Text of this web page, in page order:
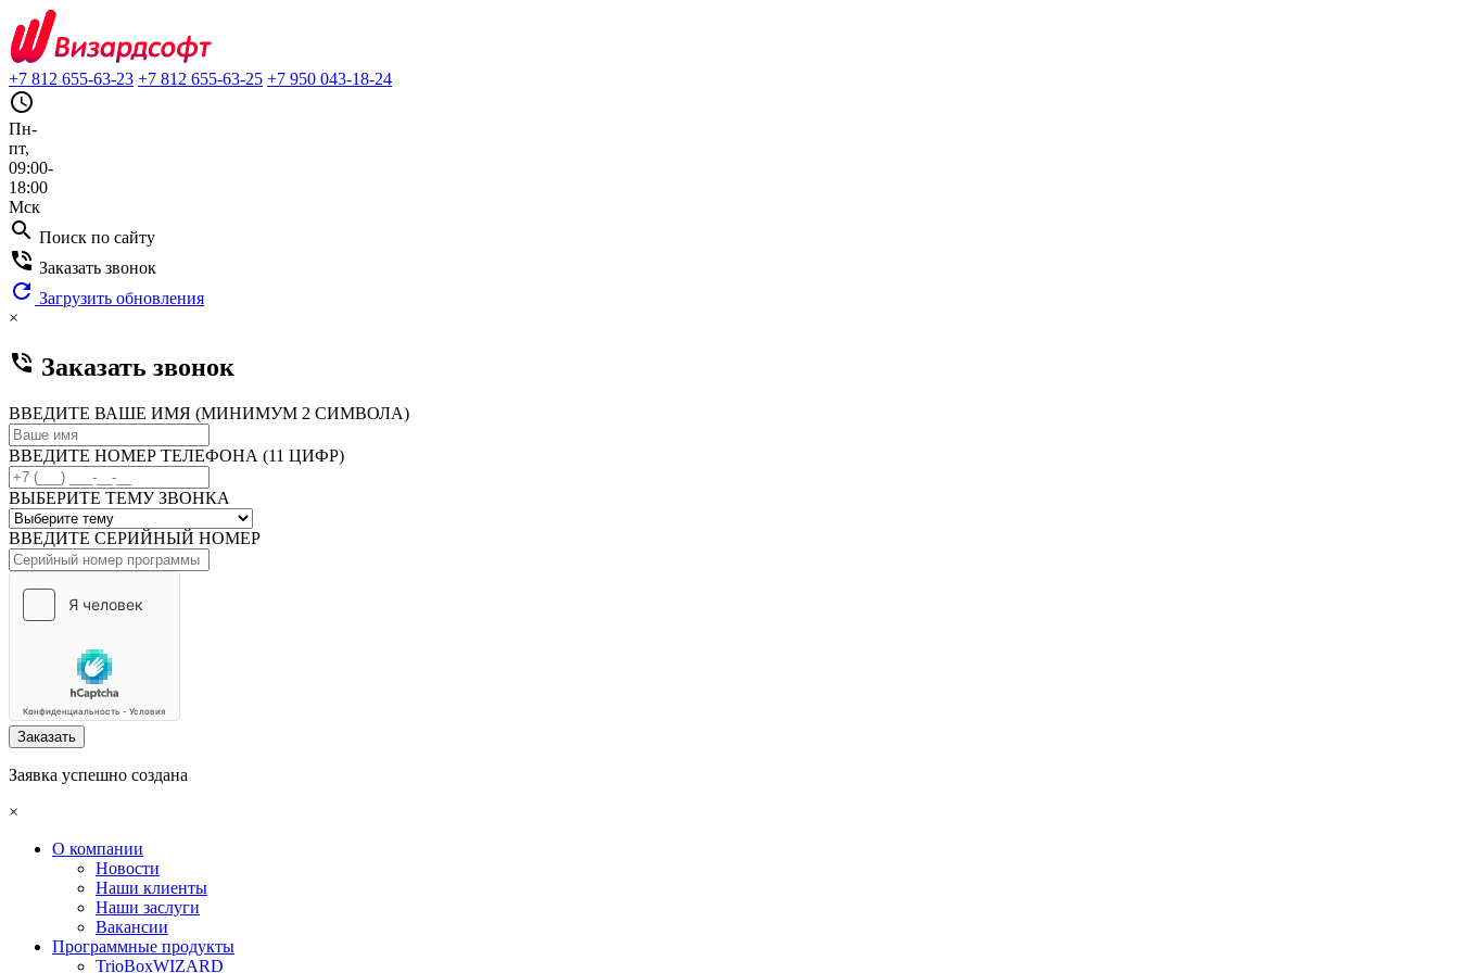
+7 812 655-63-23 +7 812 655-63-25 +7 950 043-18-24
query_builder
Пн-
пт,
09:00-
18:00
Мск
search Поиск по сайту
phone_in_talk Заказать звонок
refresh Загрузить обновления
×
phone_in_talk Заказать звонок
ВВЕДИТЕ ВАШЕ ИМЯ (МИНИМУМ 2 СИМВОЛА)
ВВЕДИТЕ НОМЕР ТЕЛЕФОНА (11 ЦИФР)
ВЫБЕРИТЕ ТЕМУ ЗВОНКА
ВВЕДИТЕ СЕРИЙНЫЙ НОМЕР
Заказать
Заявка успешно создана
×
О компании
Новости
Наши клиенты
Наши заслуги
Вакансии
Программные продукты
TrioBoxWIZARD